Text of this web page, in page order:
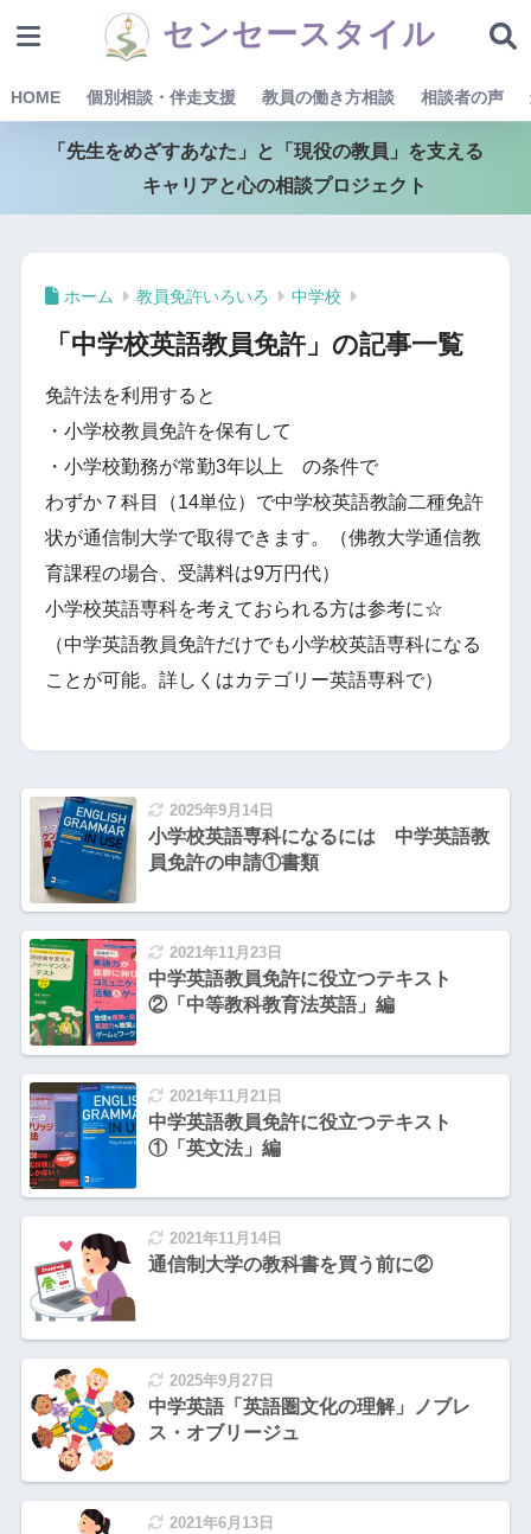
センセースタイル
HOME 個別相談・伴走支援 教員の働き方相談 相談者の声
「先生をめざすあなた」と「現役の教員」を支える
キャリアと心の相談プロジェクト
ホーム 教員免許いろいろ 中学校
「中学校英語教員免許」の記事一覧
免許法を利用すると
・小学校教員免許を保有して
・小学校勤務が常勤3年以上 の条件で
わずか７科目（14単位）で中学校英語教諭二種免許
状が通信制大学で取得できます。（佛教大学通信教
育課程の場合、受講料は9万円代）
小学校英語専科を考えておられる方は参考に☆
（中学英語教員免許だけでも小学校英語専科になる
ことが可能。詳しくはカテゴリー英語専科で）
2025年9月14日
小学校英語専科になるには 中学英語教
員免許の申請①書類
2021年11月23日
中学英語教員免許に役立つテキスト
②「中等教科教育法英語」編
2021年11月21日
中学英語教員免許に役立つテキスト
①「英文法」編
2021年11月14日
通信制大学の教科書を買う前に②
2025年9月27日
中学英語「英語圏文化の理解」ノブレ
ス・オブリージュ
2021年6月13日